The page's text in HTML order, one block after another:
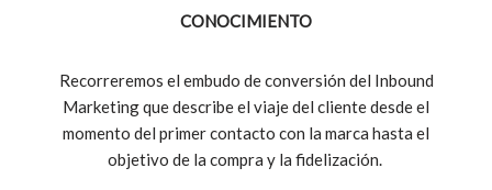
CONOCIMIENTO
Recorreremos el embudo de conversión del Inbound
Marketing que describe el viaje del cliente desde el
momento del primer contacto con la marca hasta el
objetivo de la compra y la fidelización.